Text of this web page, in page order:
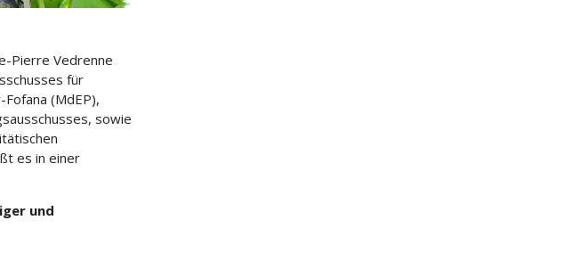
Pierre Vedrenne
für
(MdEP),
sowie
es in einer
und